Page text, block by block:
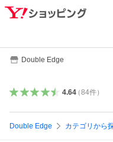
Double Edge
4.64（84件）
Double Edge カテゴリから